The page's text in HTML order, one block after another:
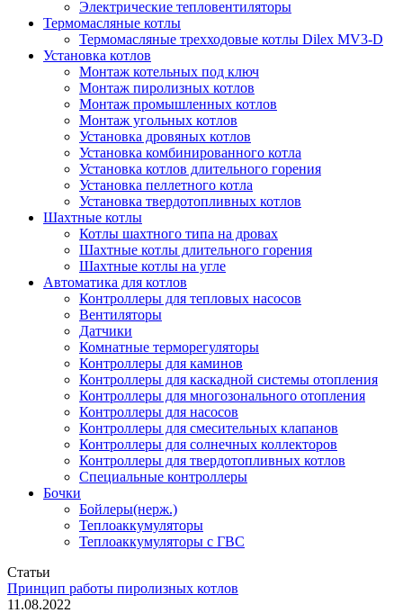
Электрические тепловентиляторы
Термомасляные котлы
Термомасляные трехходовые котлы Dilex MV3-D
Установка котлов
Монтаж котельных под ключ
Монтаж пиролизных котлов
Монтаж промышленных котлов
Монтаж угольных котлов
Установка дровяных котлов
Установка комбинированного котла
Установка котлов длительного горения
Установка пеллетного котла
Установка твердотопливных котлов
Шахтные котлы
Котлы шахтного типа на дровах
Шахтные котлы длительного горения
Шахтные котлы на угле
Автоматика для котлов
Контроллеры для тепловых насосов
Вентиляторы
Датчики
Комнатные терморегуляторы
Контроллеры для каминов
Контроллеры для каскадной системы отопления
Контроллеры для многозонального отопления
Контроллеры для насосов
Контроллеры для смесительных клапанов
Контроллеры для солнечных коллекторов
Контроллеры для твердотопливных котлов
Специальные контроллеры
Бочки
Бойлеры(нерж.)
Теплоаккумуляторы
Теплоаккумуляторы с ГВС
Статьи
Принцип работы пиролизных котлов
11.08.2022